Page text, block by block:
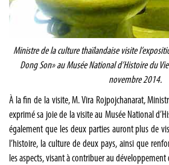
Ministre de la culture thaïlandaise visite
Dong Son» au Musée National d’Histoire du
novembre 2014.
À la fin de la visite, M. Vira Rojpojchanarat,
exprimé sa joie de la visite au Musée National
également que les deux parties auront plus de
l’histoire, la culture de deux pays, ainsi que
les aspects, visant à contribuer au développement